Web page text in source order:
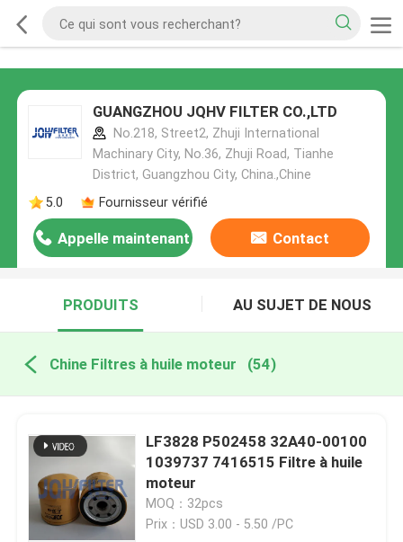
GUANGZHOU JQHV FILTER CO.,LTD
No.218, Street2, Zhuji International
Machinary City, No.36, Zhuji Road, Tianhe
District, Guangzhou City, China.,Chine
5.0
Fournisseur vérifié
Appelle maintenant Contact
PRODUITS AU SUJET DE NOUS
Chine Filtres à huile moteur (54)
LF3828 P502458 32A40-00100
1039737 7416515 Filtre à huile
moteur
MOQ：32pcs
Prix：USD 3.00 - 5.50 /PC